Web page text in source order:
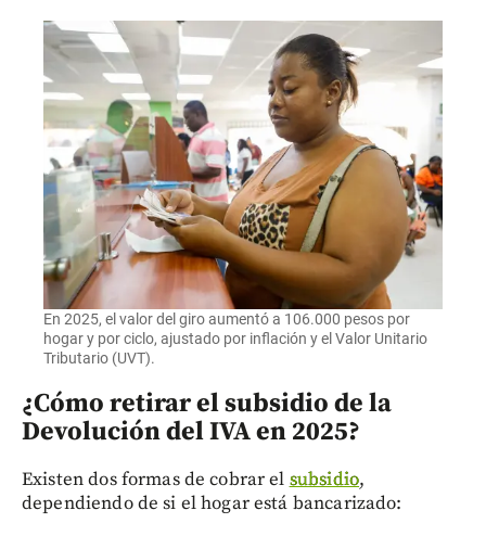
En 2025, el valor del giro aumentó a 106.000 pesos por
hogar y por ciclo, ajustado por inflación y el Valor Unitario
Tributario (UVT).
¿Cómo retirar el subsidio de la
Devolución del IVA en 2025?
Existen dos formas de cobrar el subsidio,
dependiendo de si el hogar está bancarizado: